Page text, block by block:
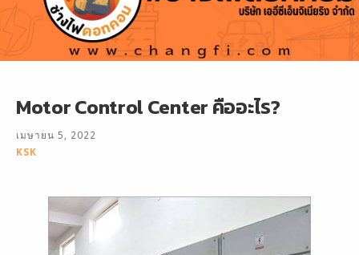
Motor Control Center คืออะไร?
เมษายน 5, 2022
KSK